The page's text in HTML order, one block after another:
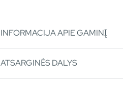
INFORMACIJA APIE GAMINĮ
ATSARGINĖS DALYS